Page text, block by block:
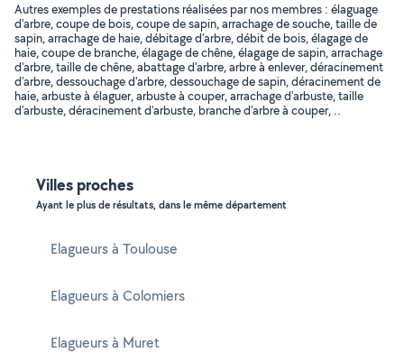
Autres exemples de prestations réalisées par nos membres : élaguage
d'arbre, coupe de bois, coupe de sapin, arrachage de souche, taille de
sapin, arrachage de haie, débitage d'arbre, débit de bois, élagage de
haie, coupe de branche, élagage de chêne, élagage de sapin, arrachage
d'arbre, taille de chêne, abattage d'arbre, arbre à enlever, déracinement
d'arbre, dessouchage d'arbre, dessouchage de sapin, déracinement de
haie, arbuste à élaguer, arbuste à couper, arrachage d'arbuste, taille
d'arbuste, déracinement d'arbuste, branche d'arbre à couper, ..
Villes proches
Ayant le plus de résultats, dans le même département
Elagueurs à Toulouse
Elagueurs à Colomiers
Elagueurs à Muret